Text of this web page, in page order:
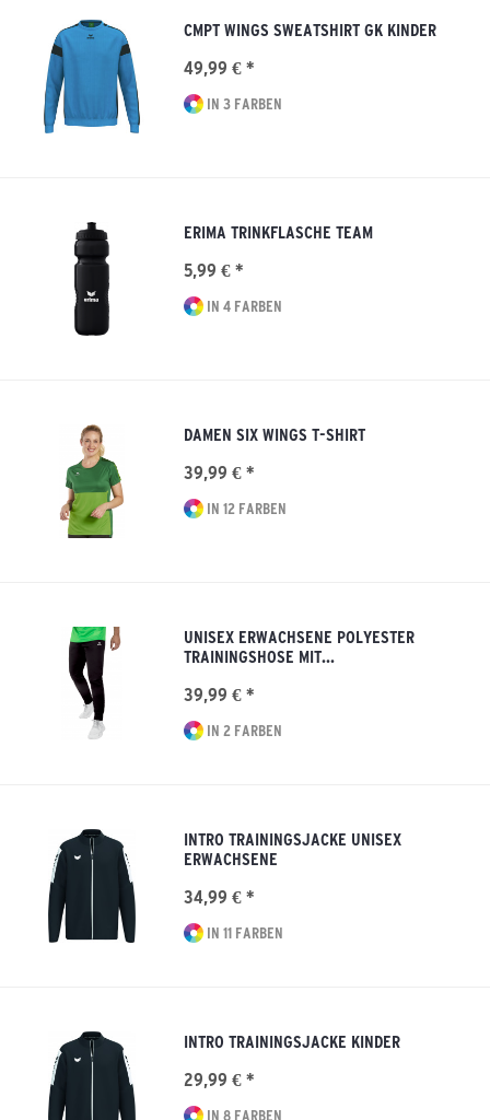
CMPT WINGS SWEATSHIRT GK KINDER
49,99 € *
IN 3 FARBEN
ERIMA TRINKFLASCHE TEAM
5,99 € *
IN 4 FARBEN
DAMEN SIX WINGS T-SHIRT
39,99 € *
IN 12 FARBEN
UNISEX ERWACHSENE POLYESTER
TRAININGSHOSE MIT...
39,99 € *
IN 2 FARBEN
INTRO TRAININGSJACKE UNISEX
ERWACHSENE
34,99 € *
IN 11 FARBEN
INTRO TRAININGSJACKE KINDER
29,99 € *
IN 8 FARBEN